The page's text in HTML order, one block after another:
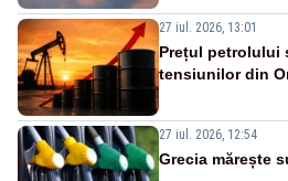
27 iul. 2026, 13:01
Prețul petrolului
tensiunilor din
27 iul. 2026, 12:54
Grecia mărește